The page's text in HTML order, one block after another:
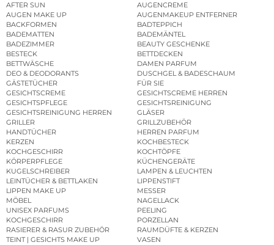
AFTER SUN
AUGENCREME
AUGEN MAKE UP
AUGENMAKEUP ENTFERNER
BACKFORMEN
BADTEPPICH
BADEMATTEN
BADEMÄNTEL
BADEZIMMER
BEAUTY GESCHENKE
BESTECK
BETTDECKEN
BETTWÄSCHE
DAMEN PARFUM
DEO & DEODORANTS
DUSCHGEL & BADESCHAUM
GÄSTETÜCHER
FÜR SIE
GESICHTSCREME
GESICHTSCREME HERREN
GESICHTSPFLEGE
GESICHTSREINIGUNG
GESICHTSREINIGUNG HERREN
GLÄSER
GRILLER
GRILLZUBEHÖR
HANDTÜCHER
HERREN PARFUM
KERZEN
KOCHBESTECK
KOCHGESCHIRR
KOCHTÖPFE
KÖRPERPFLEGE
KÜCHENGERÄTE
KUGELSCHREIBER
LAMPEN & LEUCHTEN
LEINTÜCHER & BETTLAKEN
LIPPENSTIFT
LIPPEN MAKE UP
MESSER
MÖBEL
NAGELLACK
UNISEX PARFUMS
PEELING
KOCHGESCHIRR
PORZELLAN
RASIERER & RASUR ZUBEHÖR
RAUMDÜFTE & KERZEN
TEINT | GESICHTS MAKE UP
VASEN